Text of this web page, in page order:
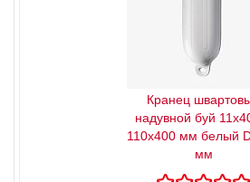
Кранец
надувной буй
110x400 мм белый
мм